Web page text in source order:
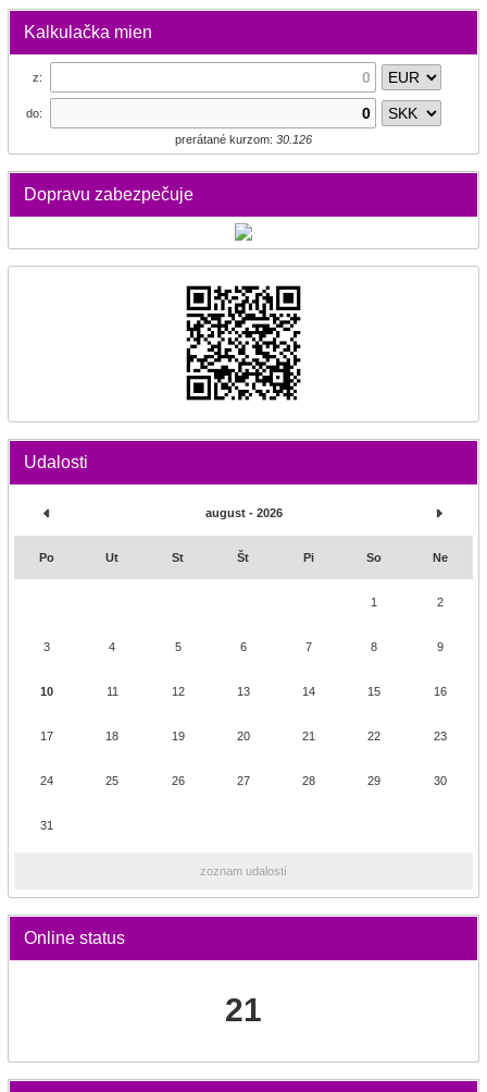
Kalkulačka mien
z:
do:
prerátané kurzom: 30.126
Dopravu zabezpečuje
Udalosti
august - 2026
Po Ut St Št Pi So Ne
1 2
3 4 5 6 7 8 9
10 11 12 13 14 15 16
17 18 19 20 21 22 23
24 25 26 27 28 29 30
31
zoznam udalostí
Online status
21